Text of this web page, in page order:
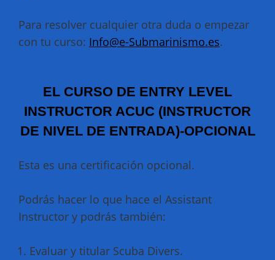
Para resolver cualquier otra duda o empezar
con tu curso: Info@e-Submarinismo.es.
EL CURSO DE ENTRY LEVEL
INSTRUCTOR ACUC (INSTRUCTOR
DE NIVEL DE ENTRADA)-OPCIONAL
Esta es una certificación opcional.
Podrás hacer lo que hace el Assistant
Instructor y podrás también:
Evaluar y titular Scuba Divers.